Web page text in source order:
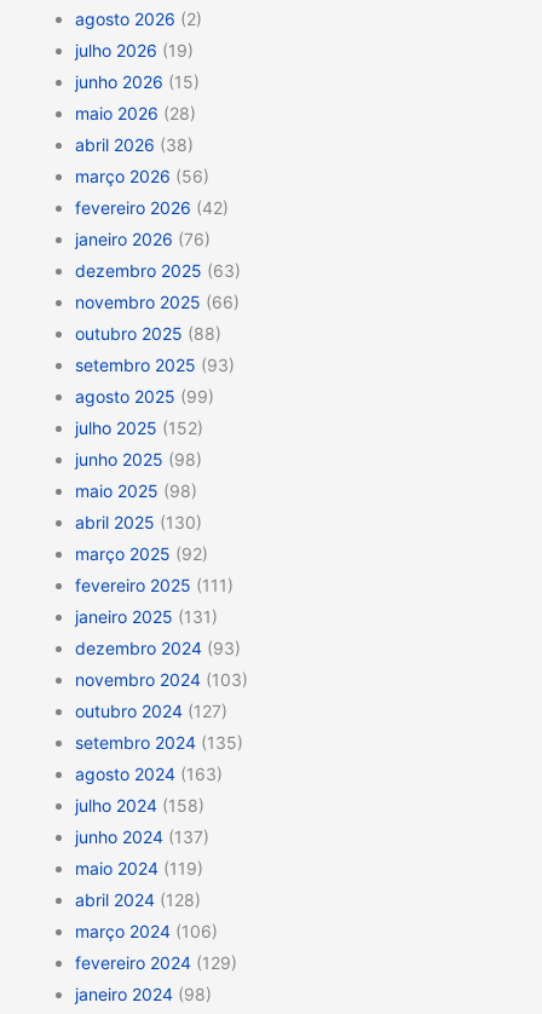
agosto 2026 (2)
julho 2026 (19)
junho 2026 (15)
maio 2026 (28)
abril 2026 (38)
março 2026 (56)
fevereiro 2026 (42)
janeiro 2026 (76)
dezembro 2025 (63)
novembro 2025 (66)
outubro 2025 (88)
setembro 2025 (93)
agosto 2025 (99)
julho 2025 (152)
junho 2025 (98)
maio 2025 (98)
abril 2025 (130)
março 2025 (92)
fevereiro 2025 (111)
janeiro 2025 (131)
dezembro 2024 (93)
novembro 2024 (103)
outubro 2024 (127)
setembro 2024 (135)
agosto 2024 (163)
julho 2024 (158)
junho 2024 (137)
maio 2024 (119)
abril 2024 (128)
março 2024 (106)
fevereiro 2024 (129)
janeiro 2024 (98)